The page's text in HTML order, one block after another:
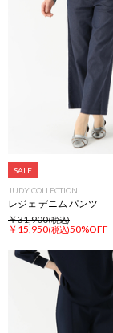
SALE
JUDY COLLECTION
レジェ デニム パンツ
￥31,900(税込)
￥15,950(税込)50%OFF